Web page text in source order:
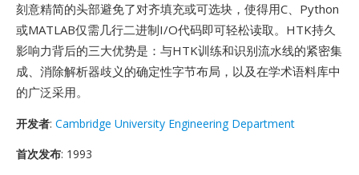
刻意精简的头部避免了对齐填充或可选块，使得用C、Python
或MATLAB仅需几行二进制I/O代码即可轻松读取。HTK持久
影响力背后的三大优势是：与HTK训练和识别流水线的紧密集
成、消除解析器歧义的确定性字节布局，以及在学术语料库中
的广泛采用。
开发者: Cambridge University Engineering Department
首次发布: 1993